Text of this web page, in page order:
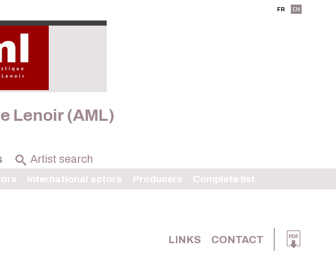
FR EN
Lenoir (AML)
International actors Producers Complete list
LINKS CONTACT